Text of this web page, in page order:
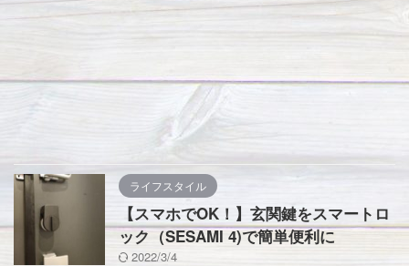
ライフスタイル
【スマホでOK！】玄関鍵をスマートロ
ック（SESAMI 4)で簡単便利に
2022/3/4